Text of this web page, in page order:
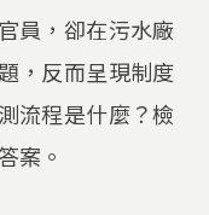
員，卻在污水廠
，反而呈現制度
流程是什麼？檢
案。